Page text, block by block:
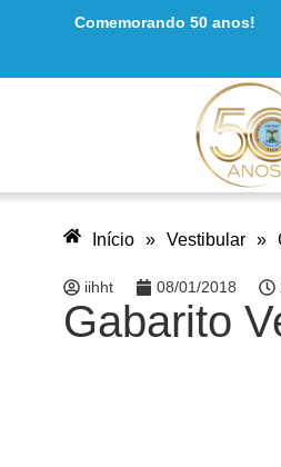
Comemorando 50 anos!
Início » Vestibular »
iihht 08/01/2018
Gabarito